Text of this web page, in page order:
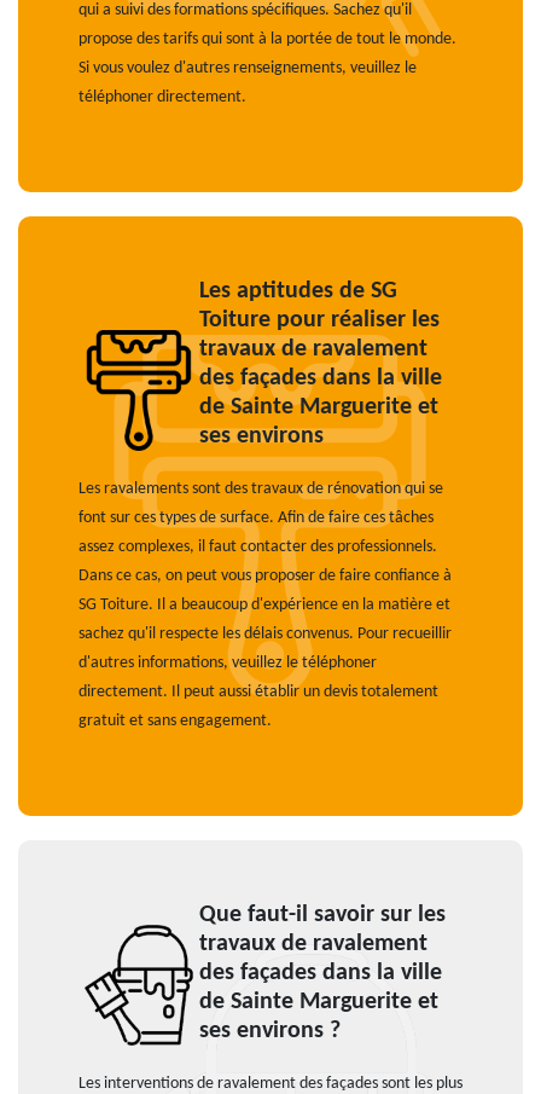
qui a suivi des formations spécifiques. Sachez qu'il
propose des tarifs qui sont à la portée de tout le monde.
Si vous voulez d'autres renseignements, veuillez le
téléphoner directement.
Les aptitudes de SG
Toiture pour réaliser les
travaux de ravalement
des façades dans la ville
de Sainte Marguerite et
ses environs
Les ravalements sont des travaux de rénovation qui se
font sur ces types de surface. Afin de faire ces tâches
assez complexes, il faut contacter des professionnels.
Dans ce cas, on peut vous proposer de faire confiance à
SG Toiture. Il a beaucoup d'expérience en la matière et
sachez qu'il respecte les délais convenus. Pour recueillir
d'autres informations, veuillez le téléphoner
directement. Il peut aussi établir un devis totalement
gratuit et sans engagement.
Que faut-il savoir sur les
travaux de ravalement
des façades dans la ville
de Sainte Marguerite et
ses environs ?
Les interventions de ravalement des façades sont les plus